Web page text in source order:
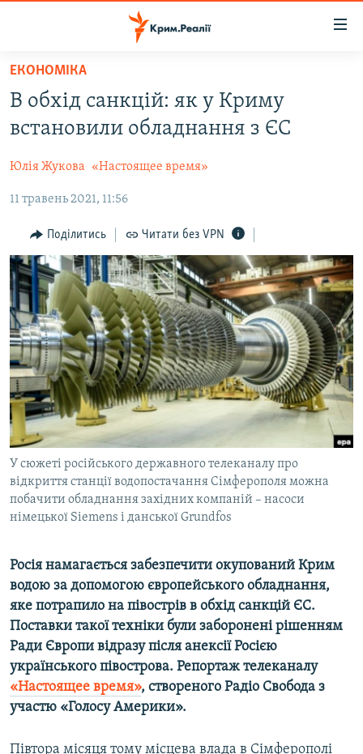
Перейти
основного
матеріалу
до
навігації
Перейти
пошуку
НОВИНИ
ВОДА.КРИМ
ПОЛІТИКА
БЛОГИ
ПОГЛЯД
ІНТЕРВ'Ю
ВСЕ ЗА ДЕНЬ
СПЕЦПРОЕКТИ
ДЕПОРТАЦІЯ
ВІДЕОУРОКИ «ELIFBE»
СВІДЧЕННЯ ОКУПАЦІЇ
УКРАЇНСЬКА ПРОБЛЕМА КРИМУ
ІНФОГРАФІКА
ЯК ОБІЙТИ БЛОКУВАННЯ
Русский
Qırımtatar
ДОЛУЧАЙСЯ!
ЕКОНОМІКА
В обхід санкцій: як у Криму
встановили обладнання з ЄС
Юлія Жукова «Настоящее время»
11 травень 2021, 11:56
Поділитись Читати без VPN
У сюжеті російського державного телеканалу про
відкриття станції водопостачання Сімферополя можна
побачити обладнання західних компаній – насоси
німецької Siemens і данської Grundfos
Росія намагається забезпечити окупований Крим
водою за допомогою європейського обладнання,
яке потрапило на півострів в обхід санкцій ЄС.
Поставки такої техніки були заборонені рішенням
Ради Європи відразу після анексії Росією
українського півострова. Репортаж телеканалу
«Настоящее время», створеного Радіо Свобода з
участю «Голосу Америки».
Півтора місяця тому місцева влада в Сімферополі